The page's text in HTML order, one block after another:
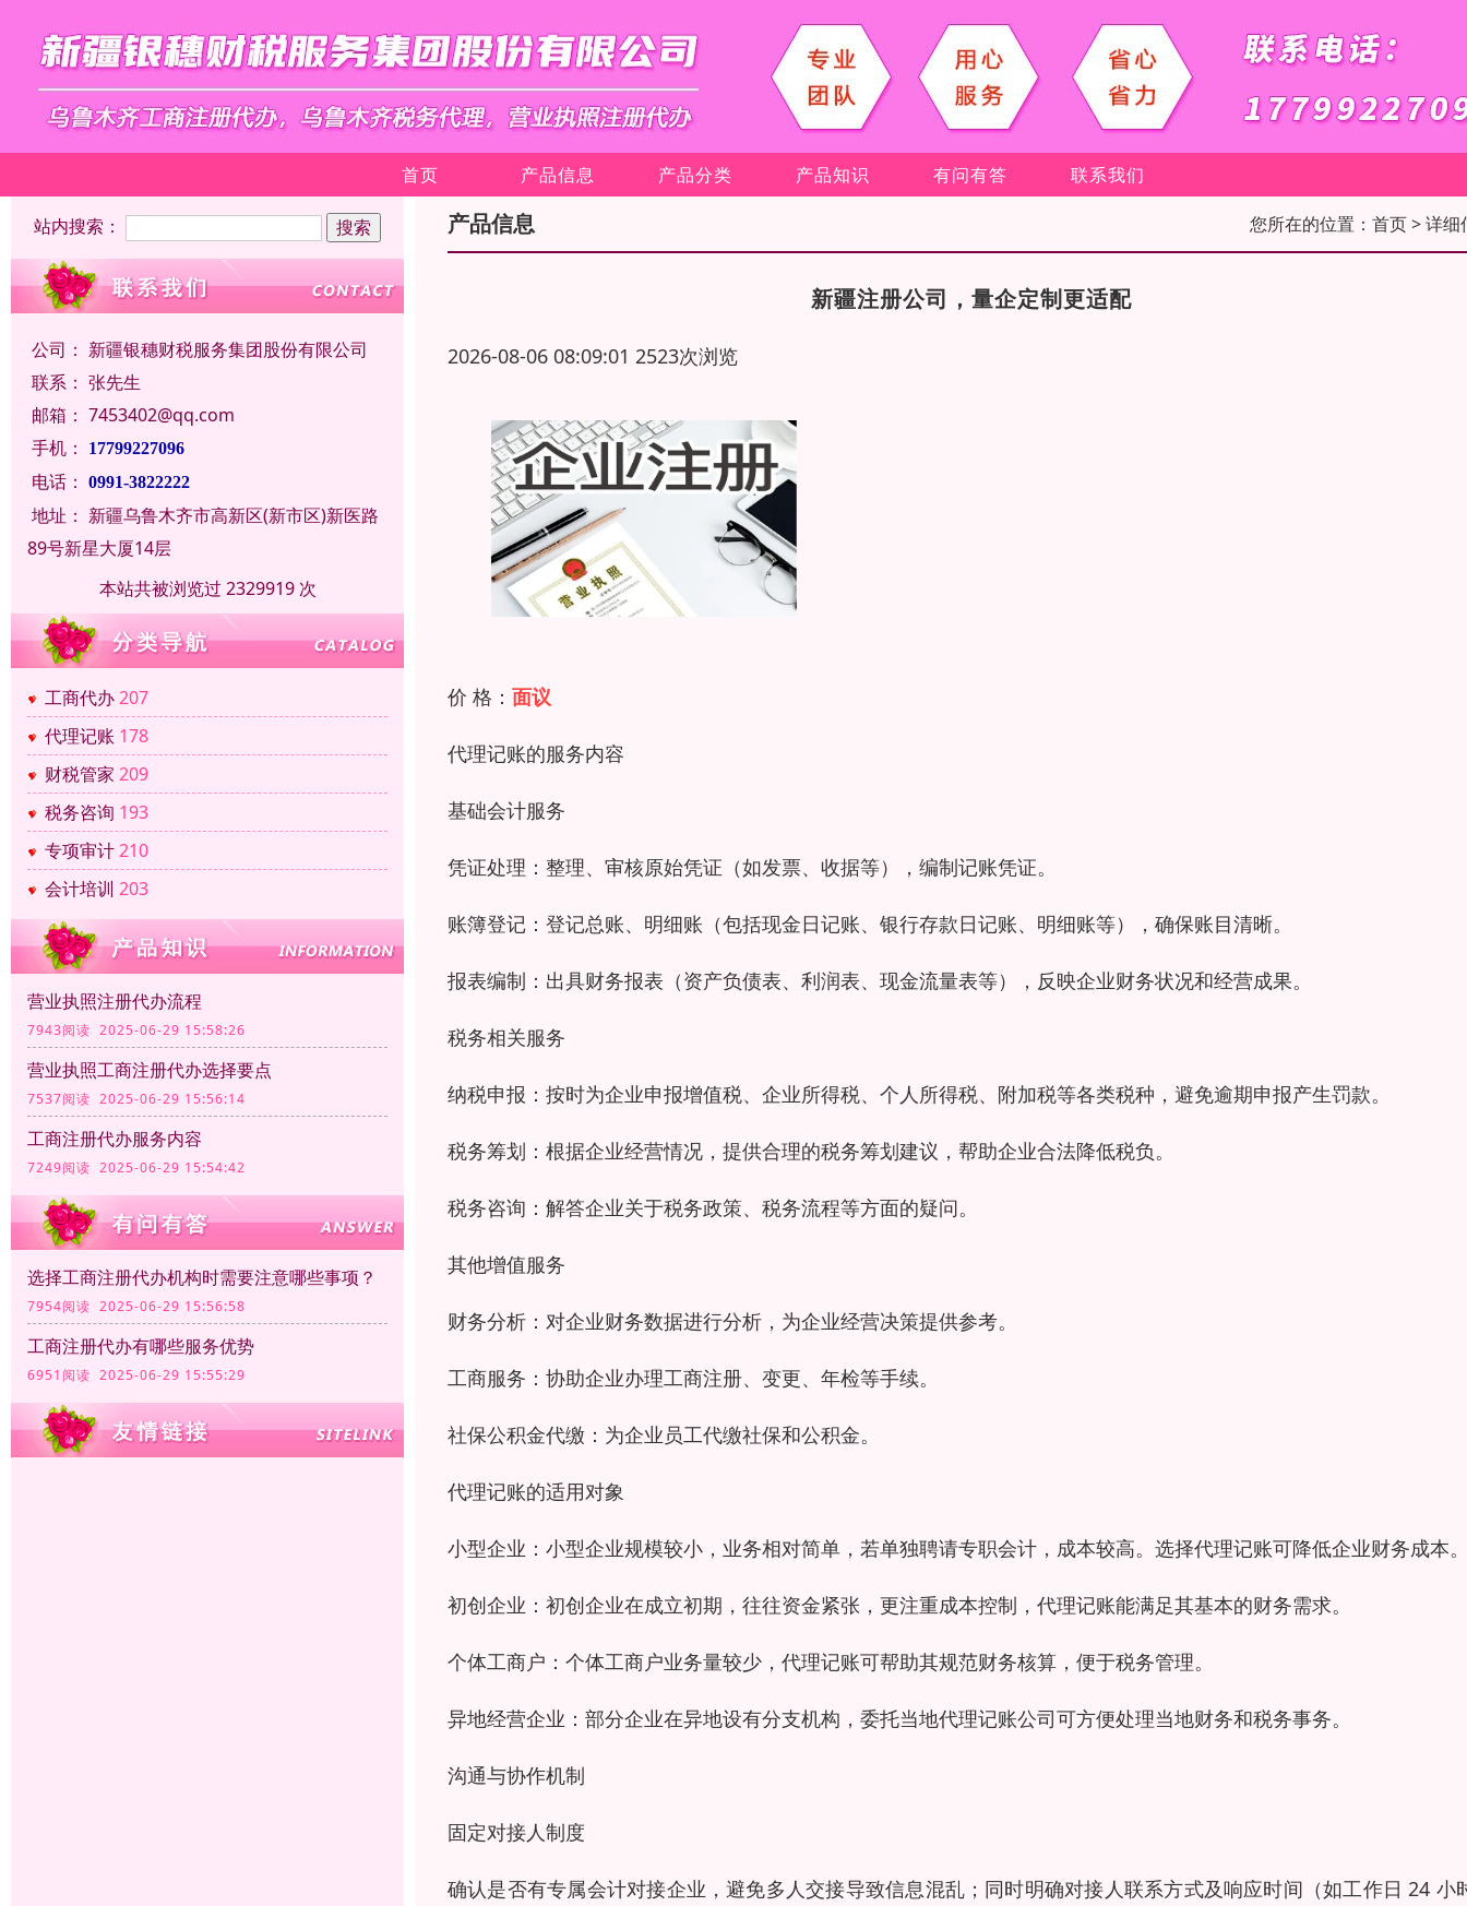
首页 产品信息 产品分类 产品知识 有问有答 联系我们
站内搜索：
公司： 新疆银穗财税服务集团股份有限公司
联系： 张先生
邮箱： 7453402@qq.com
手机：
17799227096
电话： 0991-3822222
地址： 新疆乌鲁木齐市高新区(新市区)新医路
89号新星大厦14层
本站共被浏览过 2329919 次
工商代办207
代理记账 178
财税管家 209
税务咨询 193
专项审计210
会计培训 203
营业执照注册代办流程
7943阅读 2025-06-29 15:58:26
营业执照工商注册代办选择要点
7537阅读 2025-06-29 15:56:14
工商注册代办服务内容
7249阅读 2025-06-29 15:54:42
选择工商注册代办机构时需要注意哪些事项？
7954阅读 2025-06-29 15:56:58
工商注册代办有哪些服务优势
6951阅读 2025-06-29 15:55:29
产品信息 您所在的位置： 首页> 详细
新疆注册公司，量企定制更适配
2026-08-06 08:09:01 2523次浏览
价 格： 面议
代理记账的服务内容
基础会计服务
凭证处理：整理、审核原始凭证（如发票、收据等），编制记账凭证。
账簿登记：登记总账、明细账（包括现金日记账、银行存款日记账、明细账等），确保账目清晰。
报表编制：出具财务报表（资产负债表、利润表、现金流量表等），反映企业财务状况和经营成果。
税务相关服务
纳税申报：按时为企业申报增值税、企业所得税、个人所得税、附加税等各类税种，避免逾期申报产生罚款。
税务筹划：根据企业经营情况，提供合理的税务筹划建议，帮助企业合法降低税负。
税务咨询：解答企业关于税务政策、税务流程等方面的疑问。
其他增值服务
财务分析：对企业财务数据进行分析，为企业经营决策提供参考。
工商服务：协助企业办理工商注册、变更、年检等手续。
社保公积金代缴：为企业员工代缴社保和公积金。
代理记账的适用对象
小型企业：小型企业规模较小，业务相对简单，若单独聘请专职会计，成本较高。选择代理记账可降低企业财务成本
初创企业：初创企业在成立初期，往往资金紧张，更注重成本控制，代理记账能满足其基本的财务需求。
个体工商户：个体工商户业务量较少，代理记账可帮助其规范财务核算，便于税务管理。
异地经营企业：部分企业在异地设有分支机构，委托当地代理记账公司可方便处理当地财务和税务事务。
沟通与协作机制
固定对接人制度
确认是否有专属会计对接企业，避免多人交接导致信息混乱；同时明确对接人联系方式及响应时间（如工作日 24 小